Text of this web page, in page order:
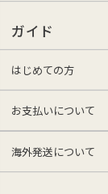
ガイド
はじめての方
お支払いについて
海外発送について